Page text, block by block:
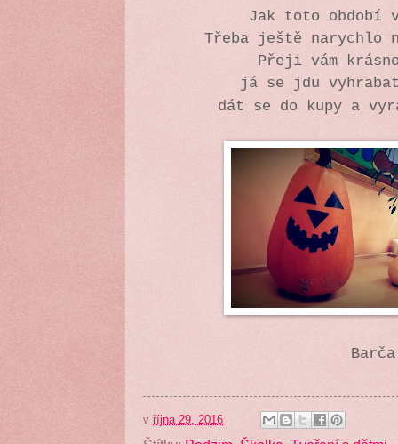
Jak toto období
Třeba ještě narychlo
Přeji vám
já se jdu
dát se do kupy a
Barča
v října 29, 2016